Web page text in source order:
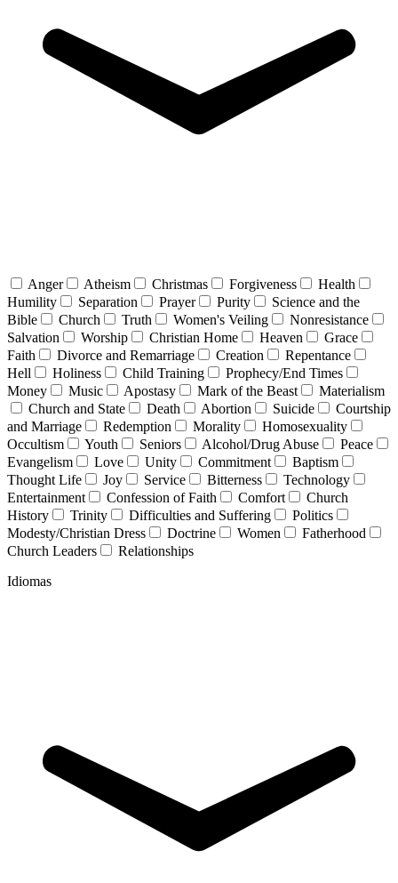
Anger Atheism Christmas Forgiveness
Health
Humility
Separation Prayer Purity
Science and the
Bible
Church Truth Women's Veiling
Nonresistance
Salvation
Worship Christian Home Heaven
Grace
Faith
Divorce and Remarriage Creation
Repentance
Hell
Holiness Child Training
Prophecy/End Times
Money
Music Apostasy Mark of the Beast
Materialism
Church and State
Death Abortion Suicide
Courtship
and Marriage
Redemption Morality
Homosexuality
Occultism
Youth Seniors Alcohol/Drug Abuse
Peace
Evangelism
Love Unity Commitment
Baptism
Thought Life
Joy Service Bitterness
Technology
Entertainment
Confession of Faith Comfort
Church
History
Trinity Difficulties and Suffering
Politics
Modesty/Christian Dress
Doctrine Women
Fatherhood
Church Leaders
Relationships
Idiomas